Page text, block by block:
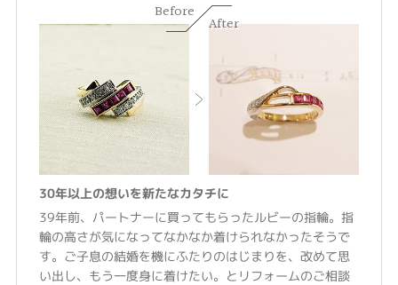
Before
After
30年以上の想いを新たなカタチに
39年前、パートナーに買ってもらったルビーの指輪。指
輪の高さが気になってなかなか着けられなかったそうで
す。ご子息の結婚を機にふたりのはじまりを、改めて思
い出し、もう一度身に着けたい。とリフォームのご相談